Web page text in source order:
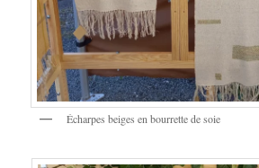
Écharpes beiges en bourrette de soie